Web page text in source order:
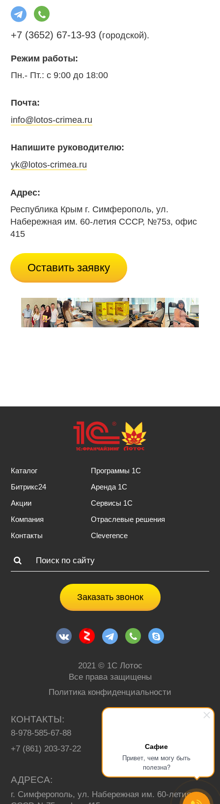
Сафие
Привет, чем могу быть
полезна?
+7 (3652) 67-13-93 (городской).
Режим работы:
Пн.- Пт.: с 9:00 до 18:00
Почта:
info@lotos-crimea.ru
Напишите руководителю:
yk@lotos-crimea.ru
Адрес:
Республика Крым г. Симферополь, ул.
Набережная им. 60-летия СССР, №75з, офис
415
Оставить заявку
Каталог
Битрикс24
Акции
Компания
Контакты
Программы 1С
Аренда 1С
Сервисы 1С
Отраслевые решения
Cleverence
Заказать звонок
2021 © 1С Лотос
Все права защищены
Политика конфиденциальности
КОНТАКТЫ
8-978-585-67-88
+7 (861) 203-37-22
АДРЕСА
г. Симферополь, ул. Набережная им. 60-летия